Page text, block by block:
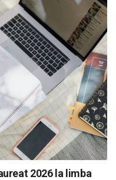
2026 la limba